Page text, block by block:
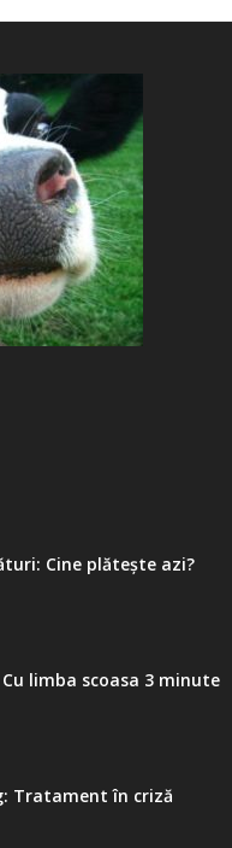
Cine plătește azi?
limba scoasa 3 minute
Tratament în criză